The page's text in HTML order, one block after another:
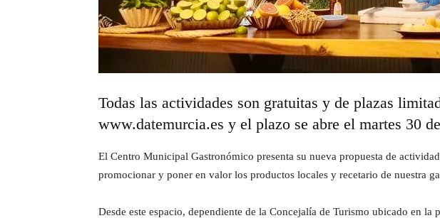
Todas las actividades son gratuitas y de plazas
www.datemurcia.es y el plazo se abre el martes 30
El Centro Municipal Gastronómico presenta su nueva propuesta de
promocionar y poner en valor los productos locales y recetario de nuestra
Desde este espacio, dependiente de la Concejalía de Turismo ubicado en